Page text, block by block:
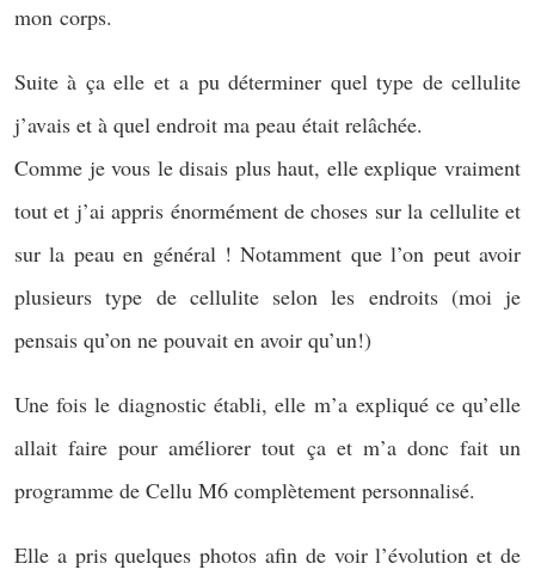
mon corps.
Suite à ça elle et a pu déterminer quel type de cellulite
j’avais et à quel endroit ma peau était relâchée.
Comme je vous le disais plus haut, elle explique vraiment
tout et j’ai appris énormément de choses sur la cellulite et
sur la peau en général ! Notamment que l’on peut avoir
plusieurs type de cellulite selon les endroits (moi je
pensais qu’on ne pouvait en avoir qu’un!)
Une fois le diagnostic établi, elle m’a expliqué ce qu’elle
allait faire pour améliorer tout ça et m’a donc fait un
programme de Cellu M6 complètement personnalisé.
Elle a pris quelques photos afin de voir l’évolution et de